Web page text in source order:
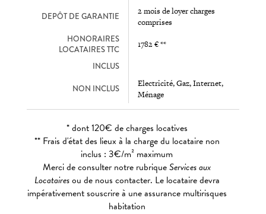
DEPÔT DE GARANTIE
2 mois de loyer charges
comprises
HONORAIRES
LOCATAIRES TTC
1782 € **
INCLUS
NON INCLUS
Electricité, Gaz, Internet,
Ménage
* dont 120€ de charges locatives
** Frais d'état des lieux à la charge du locataire non
inclus : 3€/m² maximum
Merci de consulter notre rubriqueServices aux
Locatairesou de nous contacter. Le locataire devra
impérativement souscrire à une assurance multirisques
habitation